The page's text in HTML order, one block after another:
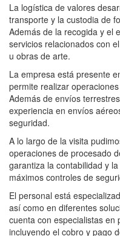
La logística de valores
transporte y la custodia de
Además de la recogida y el
servicios relacionados con
u obras de arte.
La empresa está presente
permite realizar
Además de envíos
experiencia en envíos
seguridad.
A lo largo de la visita
operaciones de procesado
garantiza la contabilidad y
máximos controles de
El personal está
así como en diferentes
cuenta con especialistas en
incluyendo el cobro y pago